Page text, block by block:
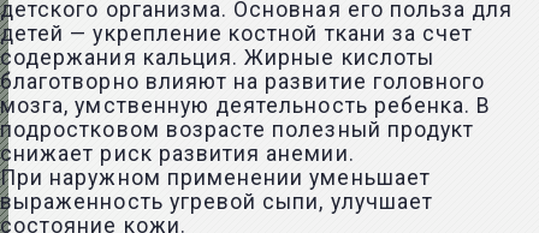
детского организма. Основная его польза для
детей — укрепление костной ткани за счет
содержания кальция. Жирные кислоты
благотворно влияют на развитие головного
мозга, умственную деятельность ребенка. В
подростковом возрасте полезный продукт
снижает риск развития анемии.
При наружном применении уменьшает
выраженность угревой сыпи, улучшает
состояние кожи.